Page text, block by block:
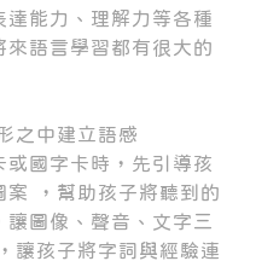
能力、理解力等各種
語言學習都有很大的
之中建立語感
國字卡時，先引導孩
案 ，幫助孩子將聽到的
圖像、聲音、文字三
讓孩子將字詞與經驗連